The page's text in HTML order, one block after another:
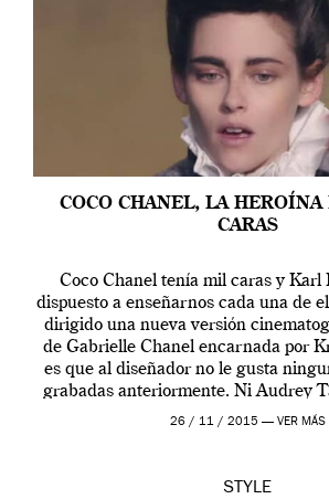
COCO CHANEL, LA
CARAS
Coco Chanel tenía mil caras y Karl
dispuesto a enseñarnos cada una de
dirigido una nueva versión
de Gabrielle Chanel encarnada por
es que al diseñador no le gusta
grabadas anteriormente. Ni Audrey
McLaine ni ninguna otra.
26 / 11 / 2015 — VER MÁS
STYLE